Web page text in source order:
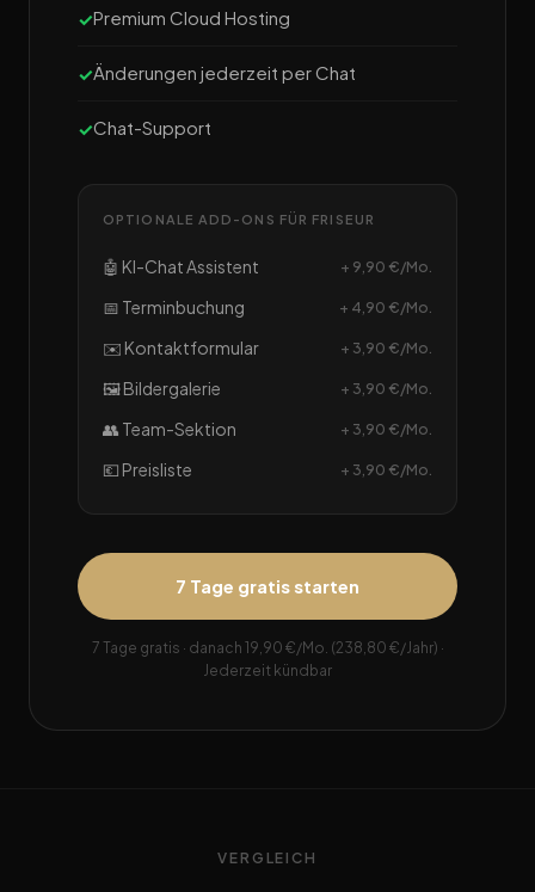
Premium Cloud Hosting
Änderungen jederzeit per Chat
Chat-Support
OPTIONALE ADD-ONS FÜR FRISEUR
🤖 KI-Chat Assistent + 9,90 €/Mo.
📅 Terminbuchung + 4,90 €/Mo.
✉️ Kontaktformular + 3,90 €/Mo.
🖼️ Bildergalerie + 3,90 €/Mo.
👥 Team-Sektion + 3,90 €/Mo.
💶 Preisliste + 3,90 €/Mo.
7 Tage gratis starten
7 Tage gratis · danach 19,90 €/Mo. (238,80 €/Jahr) ·
Jederzeit kündbar
VERGLEICH